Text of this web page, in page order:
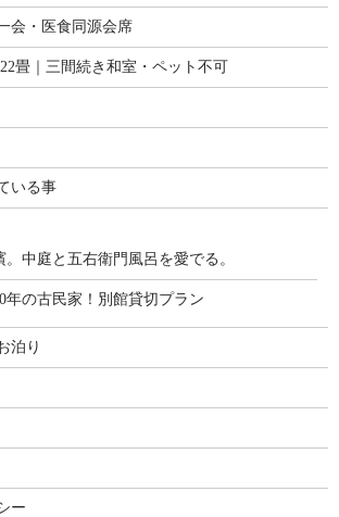
会・医食同源会席
畳｜三間続き和室・ペット不可
いる事
中庭と五右衛門風呂を愛でる。
年の古民家！別館貸切プラン
泊り
ー